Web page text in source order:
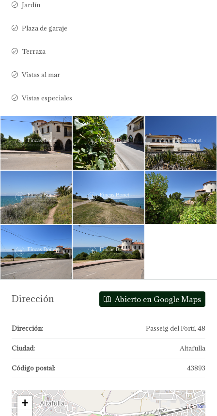
Jardín
Plaza de garaje
Terraza
Vistas al mar
Vistas especiales
Dirección Abierto en Google Maps
Dirección: Passeig del Fortí, 48
Ciudad: Altafulla
Código postal: 43893
+